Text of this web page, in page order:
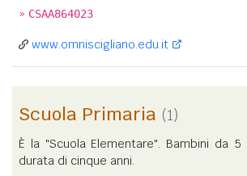
» CSAA864023
www.omniscigliano.edu.it
Scuola Primaria (1)
È la "Scuola Elementare". Bambini da 5
durata di cinque anni.